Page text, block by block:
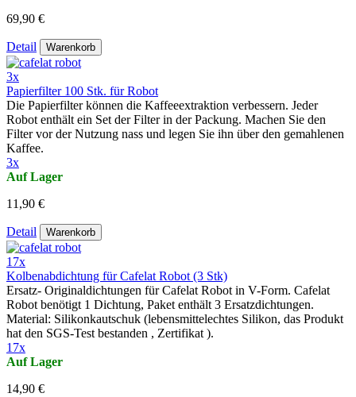
69,90 €
Detail Warenkorb
3x
Papierfilter 100 Stk. für Robot
Die Papierfilter können die Kaffeeextraktion verbessern. Jeder
Robot enthält ein Set der Filter in der Packung. Machen Sie den
Filter vor der Nutzung nass und legen Sie ihn über den gemahlenen
Kaffee.
3x
Auf Lager
11,90 €
Detail Warenkorb
17x
Kolbenabdichtung für Cafelat Robot (3 Stk)
Ersatz- Originaldichtungen für Cafelat Robot in V-Form. Cafelat
Robot benötigt 1 Dichtung, Paket enthält 3 Ersatzdichtungen.
Material: Silikonkautschuk (lebensmittelechtes Silikon, das Produkt
hat den SGS-Test bestanden , Zertifikat ).
17x
Auf Lager
14,90 €